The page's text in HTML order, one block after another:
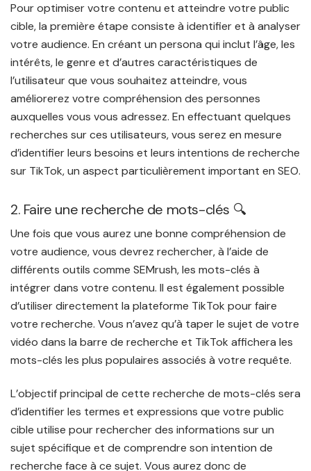
Pour optimiser votre contenu et atteindre votre public
cible, la première étape consiste à identifier et à analyser
votre audience. En créant un persona qui inclut l’âge, les
intérêts, le genre et d’autres caractéristiques de
l’utilisateur que vous souhaitez atteindre, vous
améliorerez votre compréhension des personnes
auxquelles vous vous adressez. En effectuant quelques
recherches sur ces utilisateurs, vous serez en mesure
d’identifier leurs besoins et leurs intentions de recherche
sur TikTok, un aspect particulièrement important en SEO.
2. Faire une recherche de mots-clés 🔍
Une fois que vous aurez une bonne compréhension de
votre audience, vous devrez rechercher, à l’aide de
différents outils comme SEMrush, les mots-clés à
intégrer dans votre contenu. Il est également possible
d’utiliser directement la plateforme TikTok pour faire
votre recherche. Vous n’avez qu’à taper le sujet de votre
vidéo dans la barre de recherche et TikTok affichera les
mots-clés les plus populaires associés à votre requête.
L’objectif principal de cette recherche de mots-clés sera
d’identifier les termes et expressions que votre public
cible utilise pour rechercher des informations sur un
sujet spécifique et de comprendre son intention de
recherche face à ce sujet. Vous aurez donc de